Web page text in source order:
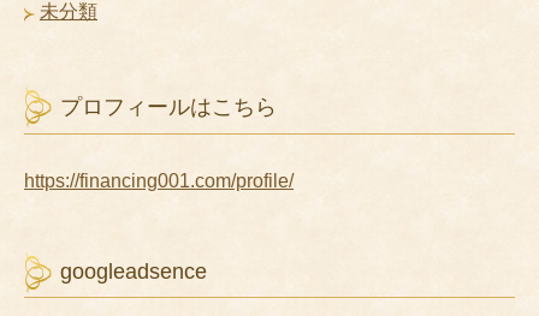
未分類
プロフィールはこちら
https://financing001.com/profile/
googleadsence